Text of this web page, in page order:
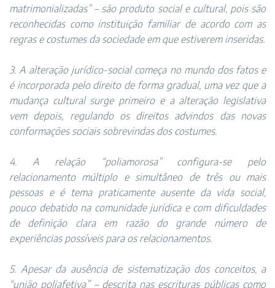
matrimonializadas” – são produto social e cultural, pois são
reconhecidas como instituição familiar de acordo com as
regras e costumes da sociedade em que estiverem inseridas.
3. A alteração jurídico-social começa no mundo dos fatos e
é incorporada pelo direito de forma gradual, uma vez que a
mudança cultural surge primeiro e a alteração legislativa
vem depois, regulando os direitos advindos das novas
conformações sociais sobrevindas dos costumes.
4. A relação “poliamorosa” configura-se pelo
relacionamento múltiplo e simultâneo de três ou mais
pessoas e é tema praticamente ausente da vida social,
pouco debatido na comunidade jurídica e com dificuldades
de definição clara em razão do grande número de
experiências possíveis para os relacionamentos.
5. Apesar da ausência de sistematização dos conceitos, a
“união poliafetiva” – descrita nas escrituras públicas como